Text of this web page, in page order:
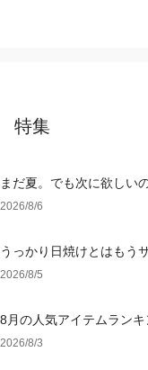
特集
まだ夏。でも次に欲しい
2026/8/6
うっかり日焼けとはもう
ェア
2026/8/5
8月の人気アイテムランキ
2026/8/3